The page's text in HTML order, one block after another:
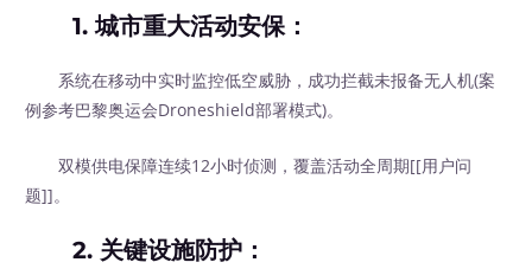
1.城市重大活动安保 ：
系统在移动中实时监控低空威胁，成功拦截未报备无人机(案
例参考巴黎奥运会Droneshield部署模式)。
双模供电保障连续12小时侦测，覆盖活动全周期[[用户问
题]]。
2. 关键设施防护 ：